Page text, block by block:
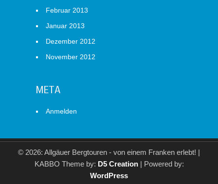
Februar 2013
Januar 2013
Dezember 2012
November 2012
META
Anmelden
© 2026: Allgäuer Bergtouren - von einem Franken erlebt! |
KABBO Theme by: D5 Creation| Powered by:
WordPress